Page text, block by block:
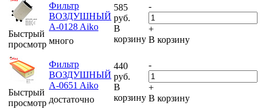
Быстрый
просмотр
Фильтр
ВОЗДУШНЫЙ
A-0128 Aiko
много
585
руб.
В
корзину
-
+
В корзину
Быстрый
просмотр
Фильтр
ВОЗДУШНЫЙ
A-0651 Aiko
достаточно
440
руб.
В
корзину
-
+
В корзину